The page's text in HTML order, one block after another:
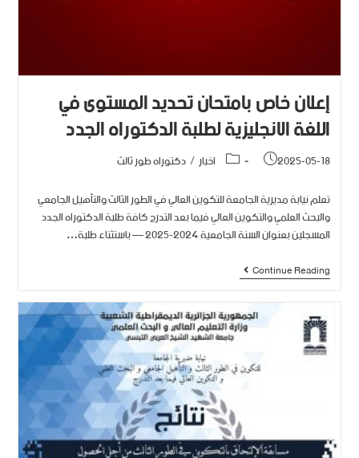
إعلان خاص بامتحان تحديد المستوى في
اللغة الانجليزية لطلبة الدكتوراه الجدد
2025-05-18 اخبار/دكتوراه طور ثالث
تعلم نيابة مديرية الجامعة للتكوين العالي في الطور الثالث والتأهيل الجامعي
والبحث العلمي والتكوين العالي فيما بعد التدرج كافة طلبة الدكتوراه الجدد
المسجلين بعنوان السنة الجامعية 2024-2025 — باستثناء طلبة…
Continue Reading